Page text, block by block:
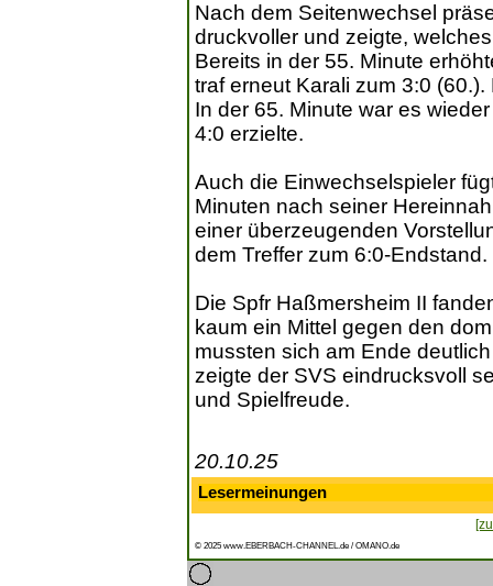
Nach dem Seitenwechsel
druckvoller und zeigte,
Bereits in der 55. Minute
traf erneut Karali zum 3:0
In der 65. Minute war es
4:0 erzielte.
Auch die Einwechselspieler
Minuten nach seiner
einer überzeugenden
dem Treffer zum 6:0-Endstand.
Die Spfr Haßmersheim II
kaum ein Mittel gegen den
mussten sich am Ende
zeigte der SVS eindrucksvoll
und Spielfreude.
20.10.25
Lesermeinungen
© 2025 www.EBERBACH-CHANNEL.de / OMANO.de